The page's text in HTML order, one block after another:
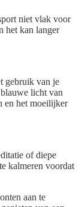
niet vlak voor
het kan langer
gebruik van je
licht van
en het moeilijker
of diepe
kalmeren voordat
aan te